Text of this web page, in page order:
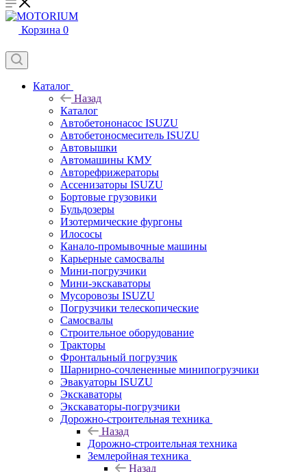
Корзина 0
Каталог
Назад
Каталог
Автобетононасос ISUZU
Автобетоносмеситель ISUZU
Автовышки
Автомашины КМУ
Авторефрижераторы
Ассенизаторы ISUZU
Бортовые грузовики
Бульдозеры
Изотермические фургоны
Илососы
Канало-промывочные машины
Карьерные самосвалы
Мини-погрузчики
Мини-экскаваторы
Мусоровозы ISUZU
Погрузчики телескопические
Самосвалы
Строительное оборудование
Тракторы
Фронтальный погрузчик
Шарнирно-сочлененные минипогрузчики
Эвакуаторы ISUZU
Экскаваторы
Экскаваторы-погрузчики
Дорожно-строительная техника
Назад
Дорожно-строительная техника
Землеройная техника
Назад